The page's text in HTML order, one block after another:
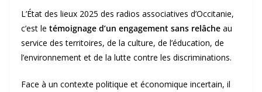
L’État des lieux 2025 des radios associatives d’Occitanie,
c’est le témoignage d’un engagement sans relâche au
service des territoires, de la culture, de l’éducation, de
l’environnement et de la lutte contre les discriminations.
Face à un contexte politique et économique incertain, il